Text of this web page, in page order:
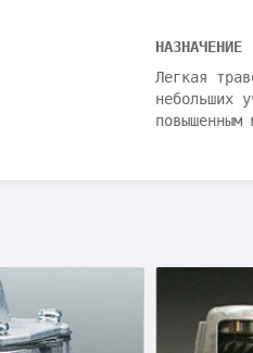
НАЗНАЧЕНИЕ
Легкая
небольших
повышенным